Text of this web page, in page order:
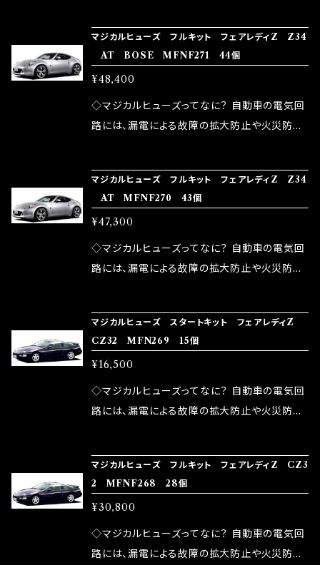
など、これらの効果は、タウンユースだけでなく、
モータースポーツシーンでの実証実験の上、 製
品化を果たしております。
ズが、マジカルヒューズになります。 ◇マジカル
ヒューズの効果 マジカルヒューズは放電防止効
果・接触抵抗低減効果により、このような効果を
発揮します。 ・アクセルレスポンスの向上 ・アイ
ドリング安定化（静粛性UP） ・ターボ車のターボ
など、これらの効果は、タウンユースだけでなく、
モータースポーツシーンでの実証実験の上、 製
品化を果たしております。
路として、各回路への電力供給を行っています。
しかし、ヒューズには拭い去れない欠点があり
ます。 1.溶接回路であるため、配線と比較し抵抗
が大きい。 2.金属部分が露出している為、空気
中に漏電してしまう。 3.金属プレートが接触する
ズが、マジカルヒューズになります。 ◇マジカル
ヒューズの効果 マジカルヒューズは放電防止効
果・接触抵抗低減効果により、このような効果を
発揮します。 ・アクセルレスポンスの向上 ・アイ
ドリング安定化（静粛性UP） ・ターボ車のターボ
など、これらの効果は、タウンユースだけでなく、
モータースポーツシーンでの実証実験の上、 製
品化を果たしております。
マジカルヒューズ フルキット フェアレディZ Z34
AT BOSE MFNF271 44個
¥48,400
◇マジカルヒューズってなに？ 自動車の電気回
路には、漏電による故障の拡大防止や火災防止
路として、各回路への電力供給を行っています。
しかし、ヒューズには拭い去れない欠点があり
ます。 1.溶接回路であるため、配線と比較し抵抗
が大きい。 2.金属部分が露出している為、空気
中に漏電してしまう。 3.金属プレートが接触する
ズが、マジカルヒューズになります。 ◇マジカル
ヒューズの効果 マジカルヒューズは放電防止効
果・接触抵抗低減効果により、このような効果を
発揮します。 ・アクセルレスポンスの向上 ・アイ
ドリング安定化（静粛性UP） ・ターボ車のターボ
など、これらの効果は、タウンユースだけでなく、
モータースポーツシーンでの実証実験の上、 製
品化を果たしております。
マジカルヒューズ フルキット フェアレディZ Z34
AT MFNF270 43個
¥47,300
◇マジカルヒューズってなに？ 自動車の電気回
路には、漏電による故障の拡大防止や火災防止
路として、各回路への電力供給を行っています。
しかし、ヒューズには拭い去れない欠点があり
ます。 1.溶接回路であるため、配線と比較し抵抗
が大きい。 2.金属部分が露出している為、空気
中に漏電してしまう。 3.金属プレートが接触する
ズが、マジカルヒューズになります。 ◇マジカル
ヒューズの効果 マジカルヒューズは放電防止効
果・接触抵抗低減効果により、このような効果を
発揮します。 ・アクセルレスポンスの向上 ・アイ
ドリング安定化（静粛性UP） ・ターボ車のターボ
マジカルヒューズ スタートキット フェアレディZ
CZ32 MFN269 15個
¥16,500
◇マジカルヒューズってなに？ 自動車の電気回
路には、漏電による故障の拡大防止や火災防止
路として、各回路への電力供給を行っています。
しかし、ヒューズには拭い去れない欠点があり
ます。 1.溶接回路であるため、配線と比較し抵抗
が大きい。 2.金属部分が露出している為、空気
中に漏電してしまう。 3.金属プレートが接触する
マジカルヒューズ フルキット フェアレディZ CZ3
2 MFNF268 28個
¥30,800
◇マジカルヒューズってなに？ 自動車の電気回
路には、漏電による故障の拡大防止や火災防止